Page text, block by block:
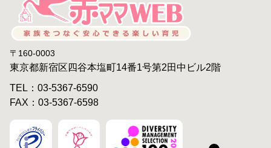
〒160-0003
東京都新宿区四谷本塩町14番1号第2田中ビル2階
TEL：03-5367-6590
FAX：03-5367-6598